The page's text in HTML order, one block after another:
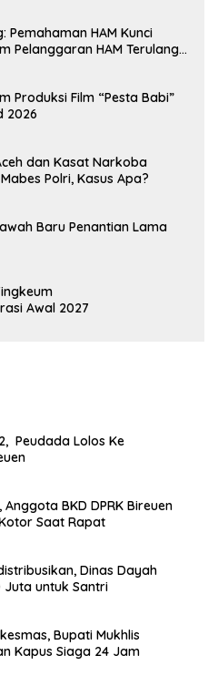
Pemahaman HAM Kunci
Pelanggaran HAM Terulang
Produksi Film “Pesta Babi”
2026
dan Kasat Narkoba
Polri, Kasus Apa?
Baru Penantian Lama
Awal 2027
Peudada Lolos Ke
BKD DPRK Bireuen
Saat Rapat
Dinas Dayah
Juta untuk Santri
Bupati Mukhlis
Kapus Siaga 24 Jam